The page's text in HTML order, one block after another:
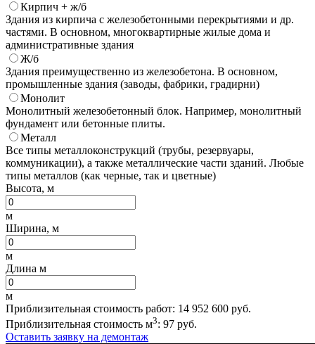
Кирпич + ж/б
Здания из кирпича с железобетонными перекрытиями и др.
частями. В основном, многоквартирные жилые дома и
административные здания
Ж/б
Здания преимущественно из железобетона. В основном,
промышленные здания (заводы, фабрики, градирни)
Монолит
Монолитный железобетонный блок. Например, монолитный
фундамент или бетонные плиты.
Металл
Все типы металлоконструкций (трубы, резервуары,
коммуникации), а также металлические части зданий. Любые
типы металлов (как черные, так и цветные)
Высота, м
м
Ширина, м
м
Длина м
м
Приблизительная стоимость работ: 14 952 600 руб.
Приблизительная стоимость м3: 97 руб.
Оставить заявку на демонтаж